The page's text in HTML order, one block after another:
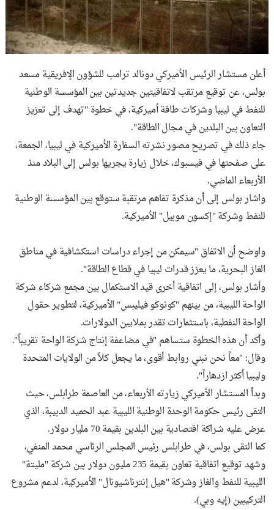
أعلن مستشار الرئيس الأميركي دونالد ترامب للشؤون الإفريقية مسعد
بولس، عن توقيع مرتقب لاتفاقيتين جديدتين بين المؤسسة الوطنية
للنفط في ليبيا وشركات طاقة أميركية، في خطوة "تهدف إلى تعزيز
التعاون بين البلدين في مجال الطاقة".
جاء ذلك في تصريح مصور نشرته السفارة الأميركية في ليبيا، الجمعة،
على صفحتها في فيسبوك، خلال زيارة يجريها بولس إلى البلاد منذ
الأربعاء الماضي.
واشار بولس إلى أن مذكرة تفاهم مرتقبة ستوقع بين المؤسسة الوطنية
للنفط وشركة "إكسون موبيل" الأميركية.
واوضح أن الاتفاق "سيمكن من إجراء دراسات استكشافية في مناطق
الغاز البحرية، ما يعزز قدرات ليبيا في قطاع الطاقة".
وأشار بولس، إلى اتفاقية أخرى قيد الاستكمال بين مجمع شركاء شركة
الواحة الليبية، من بينهم "كونوكو فيليبس" الأميركية، لتطوير حقول
الواحة النفطية، باستثمارات تقدر بملايين الدولارات.
وأكد أن هذه الخطوة ستساهم "في مضاعفة إنتاج شركة الواحة تقريباً".
وقال: "معاً نحن نبني روابط أقوى، ما يجعل كلاً من الولايات المتحدة
وليبيا أكثر ازدهاراً".
وبدأ المستشار الأميركي زيارته الأربعاء، من العاصمة طرابلس، حيث
التقى رئيس حكومة الوحدة الوطنية الليبية عبد الحميد الدبيبة، الذي
عرض عليه شراكة اقتصادية بين البلدين بقيمة 70 مليار دولار.
كما التقى بولس، في طرابلس رئيس المجلس الرئاسي محمد المنفي،
وشهد توقيع اتفاقية تعاون بقيمة 235 مليون دولار بين شركة "مليتة"
الليبية للنفط والغاز وشركة "هيل إنترناشيونال" الأميركية، لدعم مشروع
التركيبين (إيه وبي).